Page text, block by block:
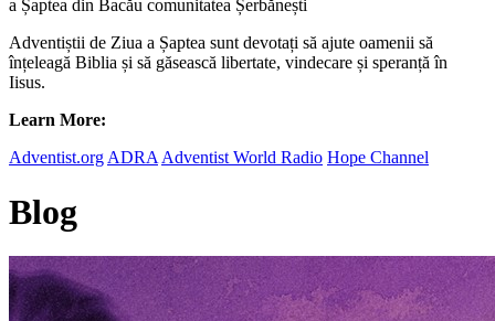
a Șaptea din Bacău comunitatea Șerbănești
Adventiștii de Ziua a Șaptea sunt devotați să ajute oamenii să
înțeleagă Biblia și să găsească libertate, vindecare și speranță în
Iisus.
Learn More:
Adventist.org ADRA Adventist World Radio Hope Channel
Blog